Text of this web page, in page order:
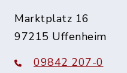
Marktplatz 16
97215 Uffenheim
09842 207-0